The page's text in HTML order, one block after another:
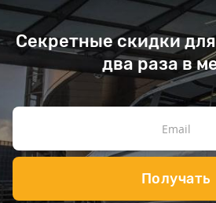
Секретные скидки
два раза в
Получать